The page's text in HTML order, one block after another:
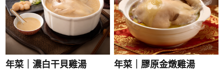
年菜｜濃白干貝雞湯 年菜｜膠原金燉雞湯